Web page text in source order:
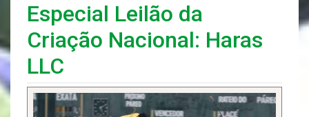
Especial Leilão da
Criação Nacional: Haras
LLC